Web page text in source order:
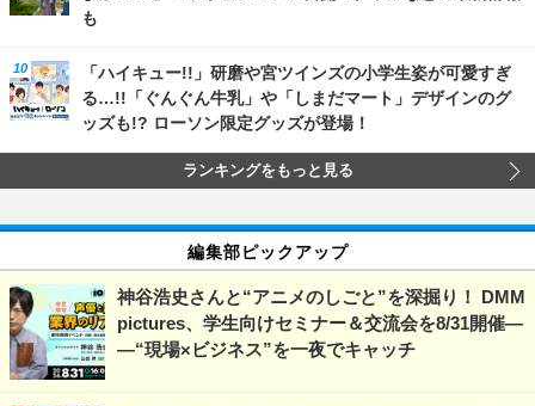
も
「ハイキュー!!」研磨や宮ツインズの小学生姿が可愛すぎ
る…!!「ぐんぐん牛乳」や「しまだマート」デザインのグ
ッズも!? ローソン限定グッズが登場！
ランキングをもっと見る
編集部ピックアップ
神谷浩史さんと“アニメのしごと”を深掘り！ DMM
pictures、学生向けセミナー＆交流会を8/31開催―
―“現場×ビジネス”を一夜でキャッチ